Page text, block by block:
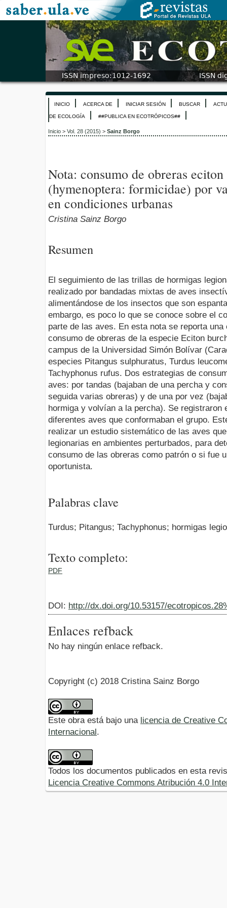
INICIO ACERCA DE INICIAR SESIÓN BUSCAR
DE ECOLOGÍA ##PUBLICA EN ECOTRÓPICOS##
Inicio > Vol. 28 (2015) > Sainz Borgo
Nota: consumo de obreras
(hymenoptera: formicidae) por
en condiciones urbanas
Cristina Sainz Borgo
Resumen
El seguimiento de las trillas de hormigas
realizado por bandadas mixtas de aves
alimentándose de los insectos que son
embargo, es poco lo que se conoce sobre el
parte de las aves. En esta nota se reporta
consumo de obreras de la especie Eciton
campus de la Universidad Simón Bolívar
especies Pitangus sulphuratus, Turdus
Tachyphonus rufus. Dos estrategias de
aves: por tandas (bajaban de una percha y
seguida varias obreras) y de una por vez
hormiga y volvían a la percha). Se registraron
diferentes aves que conformaban el grupo.
realizar un estudio sistemático de las aves
legionarias en ambientes perturbados, para
consumo de las obreras como patrón o si fue
oportunista.
Palabras clave
Turdus; Pitangus; Tachyphonus; hormigas
Texto completo:
PDF
DOI: http://dx.doi.org/10.53157/
Enlaces refback
No hay ningún enlace refback.
Copyright (c) 2018 Cristina Sainz Borgo
Este obra está bajo una licencia de Creative
Internacional.
Todos los documentos publicados en esta
Licencia Creative Commons Atribución 4.0